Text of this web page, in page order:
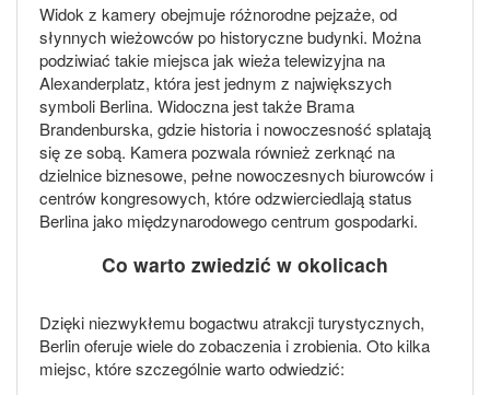
Widok z kamery obejmuje różnorodne pejzaże, od
słynnych wieżowców po historyczne budynki. Można
podziwiać takie miejsca jak wieża telewizyjna na
Alexanderplatz, która jest jednym z największych
symboli Berlina. Widoczna jest także Brama
Brandenburska, gdzie historia i nowoczesność splatają
się ze sobą. Kamera pozwala również zerknąć na
dzielnice biznesowe, pełne nowoczesnych biurowców i
centrów kongresowych, które odzwierciedlają status
Berlina jako międzynarodowego centrum gospodarki.
Co warto zwiedzić w okolicach
Dzięki niezwykłemu bogactwu atrakcji turystycznych,
Berlin oferuje wiele do zobaczenia i zrobienia. Oto kilka
miejsc, które szczególnie warto odwiedzić: